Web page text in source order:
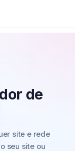
de
site e rede
seu site ou